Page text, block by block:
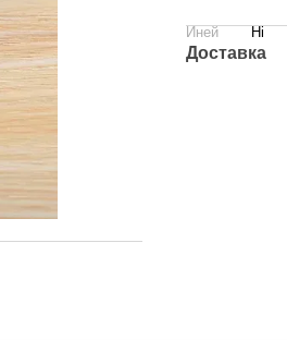
Иней Ні
Доставка